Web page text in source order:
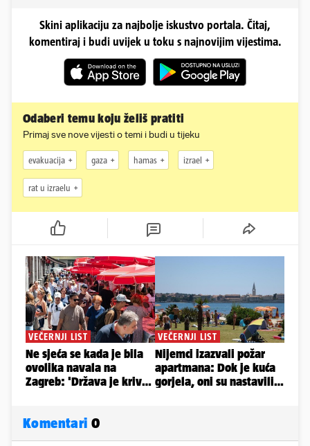
Skini aplikaciju za najbolje iskustvo portala. Čitaj,
komentiraj i budi uvijek u toku s najnovijim vijestima.
Odaberi temu koju želiš pratiti
Primaj sve nove vijesti o temi i budi u tijeku
evakuacija gaza hamas izrael
rat u izraelu
Komentari 0